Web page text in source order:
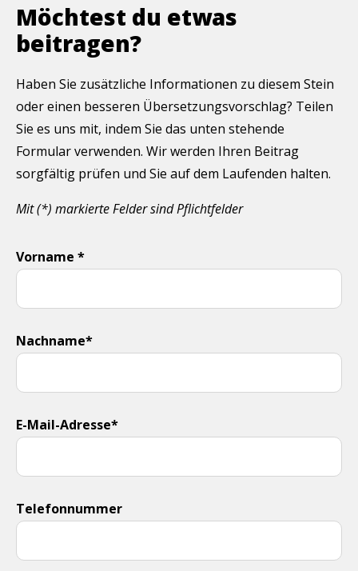
Möchtest du etwas
beitragen?
Haben Sie zusätzliche Informationen zu diesem Stein
oder einen besseren Übersetzungsvorschlag? Teilen
Sie es uns mit, indem Sie das unten stehende
Formular verwenden. Wir werden Ihren Beitrag
sorgfältig prüfen und Sie auf dem Laufenden halten.
Mit (*) markierte Felder sind Pflichtfelder
Vorname *
Nachname*
E-Mail-Adresse*
Telefonnummer